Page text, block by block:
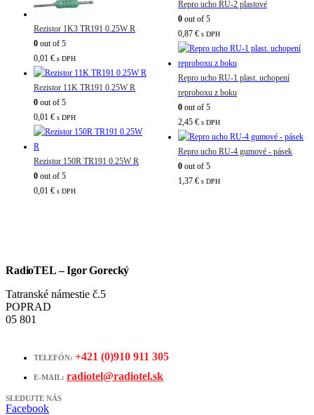
Rezistor 1K3 TR191 0.25W R
0 out of 5
0,01 € s DPH
Rezistor 11K TR191 0.25W R
0 out of 5
0,01 € s DPH
Rezistor 150R TR191 0.25W R
0 out of 5
0,01 € s DPH
Repro ucho RU-2 plastové
0out of 5
0,87 € s DPH
Repro ucho RU-1 plast. uchopení
reproboxu z boku
0out of 5
2,45 € s DPH
Repro ucho RU-4 gumové - pásek
0out of 5
1,37 € s DPH
RadioTEL – Igor Gorecký
Tatranské námestie č.5
POPRAD
05 801
TELEFÓN: +421 (0)910 911 305
E-MAIL: radiotel@radiotel.sk
SLEDUJTE NÁS
Facebook